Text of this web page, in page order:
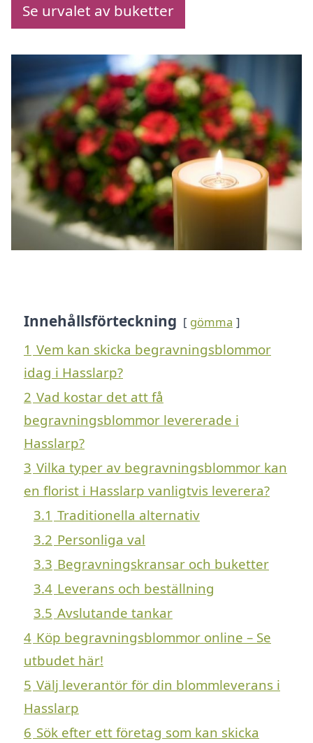
Se urvalet av buketter
Innehållsförteckning gömma
1 Vem kan skicka begravningsblommor
idag i Hasslarp?
2 Vad kostar det att få
begravningsblommor levererade i
Hasslarp?
3 Vilka typer av begravningsblommor kan
en florist i Hasslarp vanligtvis leverera?
3.1 Traditionella alternativ
3.2 Personliga val
3.3 Begravningskransar och buketter
3.4 Leverans och beställning
3.5 Avslutande tankar
4 Köp begravningsblommor online – Se
utbudet här!
5 Välj leverantör för din blommleverans i
Hasslarp
6 Sök efter ett företag som kan skicka